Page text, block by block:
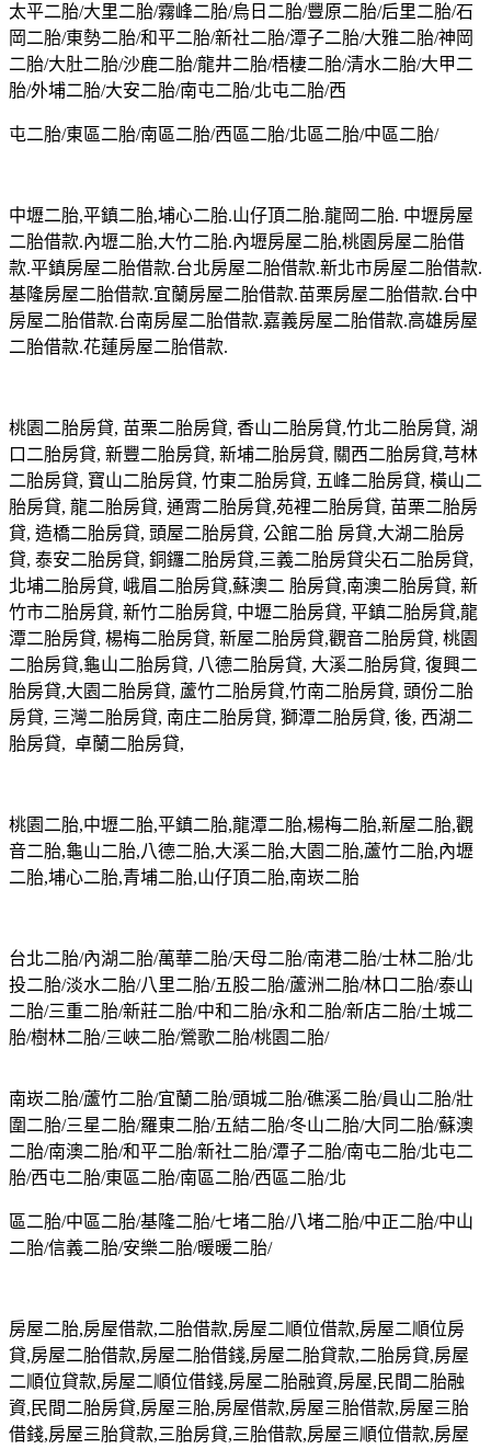
太平二胎/大里二胎/霧峰二胎/烏日二胎/豐原二胎/后里二胎/石
岡二胎/東勢二胎/和平二胎/新社二胎/潭子二胎/大雅二胎/神岡
二胎/大肚二胎/沙鹿二胎/龍井二胎/梧棲二胎/清水二胎/大甲二
胎/外埔二胎/大安二胎/南屯二胎/北屯二胎/西
屯二胎/東區二胎/南區二胎/西區二胎/北區二胎/中區二胎/
中壢二胎,平鎮二胎,埔心二胎.山仔頂二胎.龍岡二胎. 中壢房屋
二胎借款.內壢二胎,大竹二胎.內壢房屋二胎,桃園房屋二胎借
款.平鎮房屋二胎借款.台北房屋二胎借款.新北市房屋二胎借款.
基隆房屋二胎借款.宜蘭房屋二胎借款.苗栗房屋二胎借款.台中
房屋二胎借款.台南房屋二胎借款.嘉義房屋二胎借款.高雄房屋
二胎借款.花蓮房屋二胎借款.
桃園二胎房貸, 苗栗二胎房貸, 香山二胎房貸,竹北二胎房貸, 湖
口二胎房貸, 新豐二胎房貸, 新埔二胎房貸, 關西二胎房貸,芎林
二胎房貸, 寶山二胎房貸, 竹東二胎房貸, 五峰二胎房貸, 橫山二
胎房貸, 龍二胎房貸, 通霄二胎房貸,苑裡二胎房貸, 苗栗二胎房
貸, 造橋二胎房貸, 頭屋二胎房貸, 公館二胎 房貸,大湖二胎房
貸, 泰安二胎房貸, 銅鑼二胎房貸,三義二胎房貸尖石二胎房貸,
北埔二胎房貸, 峨眉二胎房貸,蘇澳二 胎房貸,南澳二胎房貸, 新
竹市二胎房貸, 新竹二胎房貸, 中壢二胎房貸, 平鎮二胎房貸,龍
潭二胎房貸, 楊梅二胎房貸, 新屋二胎房貸,觀音二胎房貸, 桃園
二胎房貸,龜山二胎房貸, 八德二胎房貸, 大溪二胎房貸, 復興二
胎房貸,大園二胎房貸, 蘆竹二胎房貸,竹南二胎房貸, 頭份二胎
房貸, 三灣二胎房貸, 南庄二胎房貸, 獅潭二胎房貸, 後, 西湖二
胎房貸, 卓蘭二胎房貸,
桃園二胎,中壢二胎,平鎮二胎,龍潭二胎,楊梅二胎,新屋二胎,觀
音二胎,龜山二胎,八德二胎,大溪二胎,大園二胎,蘆竹二胎,內壢
二胎,埔心二胎,青埔二胎,山仔頂二胎,南崁二胎
台北二胎/內湖二胎/萬華二胎/天母二胎/南港二胎/士林二胎/北
投二胎/淡水二胎/八里二胎/五股二胎/蘆洲二胎/林口二胎/泰山
二胎/三重二胎/新莊二胎/中和二胎/永和二胎/新店二胎/土城二
胎/樹林二胎/三峽二胎/鶯歌二胎/桃園二胎/
南崁二胎/蘆竹二胎/宜蘭二胎/頭城二胎/礁溪二胎/員山二胎/壯
圍二胎/三星二胎/羅東二胎/五結二胎/冬山二胎/大同二胎/蘇澳
二胎/南澳二胎/和平二胎/新社二胎/潭子二胎/南屯二胎/北屯二
胎/西屯二胎/東區二胎/南區二胎/西區二胎/北
區二胎/中區二胎/基隆二胎/七堵二胎/八堵二胎/中正二胎/中山
二胎/信義二胎/安樂二胎/暖暖二胎/
房屋二胎,房屋借款,二胎借款,房屋二順位借款,房屋二順位房
貸,房屋二胎借款,房屋二胎借錢,房屋二胎貸款,二胎房貸,房屋
二順位貸款,房屋二順位借錢,房屋二胎融資,房屋,民間二胎融
資,民間二胎房貸,房屋三胎,房屋借款,房屋三胎借款,房屋三胎
借錢,房屋三胎貸款,三胎房貸,三胎借款,房屋三順位借款,房屋